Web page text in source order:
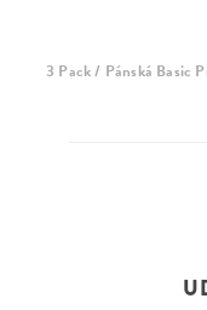
3 Pack / Pánská Basic